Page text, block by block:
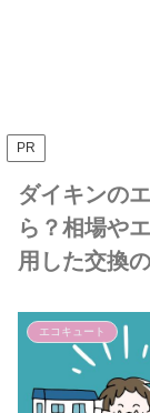
PR
ダイキンの
ら？相場や
用した交換
エコキュート